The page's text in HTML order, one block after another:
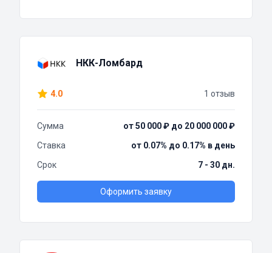
НКК-Ломбард
4.0 1 отзыв
Сумма
от 50 000 ₽ до 20 000 000 ₽
Ставка
от 0.07% до 0.17% в день
Срок
7 - 30 дн.
Оформить заявку